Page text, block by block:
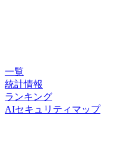
一覧
統計情報
ランキング
AIセキュリティマップ